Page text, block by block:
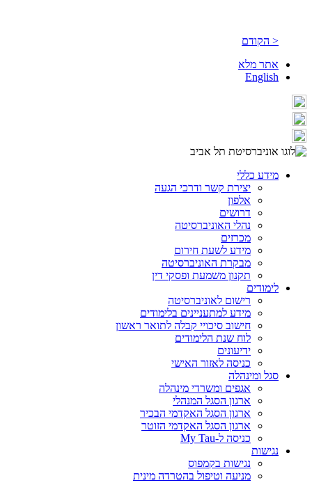
< הקודם
אתר מלא
English
מידע כללי
יצירת קשר ודרכי הגעה
אלפון
דרושים
נהלי האוניברסיטה
מכרזים
מידע לשעת חירום
מבקרת האוניברסיטה
תקנון משמעת ופסקי דין
לימודים
רישום לאוניברסיטה
מידע למתעניינים בלימודים
חישוב סיכויי קבלה לתואר ראשון
לוח שנת הלימודים
ידיעונים
כניסה לאזור האישי
סגל ומינהלה
אגפים ומשרדי מינהלה
ארגון הסגל המנהלי
ארגון הסגל האקדמי הבכיר
ארגון הסגל האקדמי הזוטר
כניסה ל-My Tau
נגישות
נגישות בקמפוס
מניעה וטיפול בהטרדה מינית